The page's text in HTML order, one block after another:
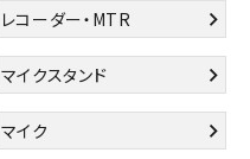
レコーダー・MTR
マイクスタンド
マイク